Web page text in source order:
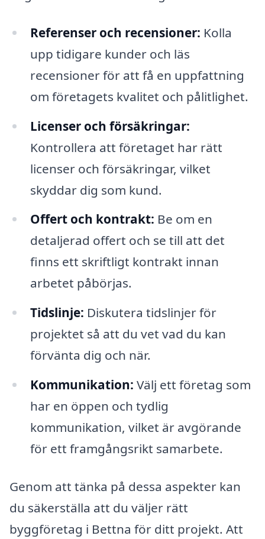
Referenser och recensioner: Kolla
upp tidigare kunder och läs
recensioner för att få en uppfattning
om företagets kvalitet och pålitlighet.
Licenser och försäkringar:
Kontrollera att företaget har rätt
licenser och försäkringar, vilket
skyddar dig som kund.
Offert och kontrakt: Be om en
detaljerad offert och se till att det
finns ett skriftligt kontrakt innan
arbetet påbörjas.
Tidslinje: Diskutera tidslinjer för
projektet så att du vet vad du kan
förvänta dig och när.
Kommunikation: Välj ett företag som
har en öppen och tydlig
kommunikation, vilket är avgörande
för ett framgångsrikt samarbete.
Genom att tänka på dessa aspekter kan
du säkerställa att du väljer rätt
byggföretag i Bettna för ditt projekt. Att